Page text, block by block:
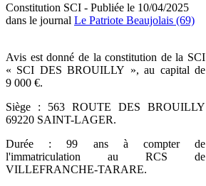
Constitution SCI - Publiée le 10/04/2025
dans le journal Le Patriote Beaujolais (69)
Avis est donné de la constitution de la SCI
« SCI DES BROUILLY », au capital de
9 000 €.
Siège : 563 ROUTE DES BROUILLY
69220 SAINT-LAGER.
Durée : 99 ans à compter de
l'immatriculation au RCS de
VILLEFRANCHE-TARARE.